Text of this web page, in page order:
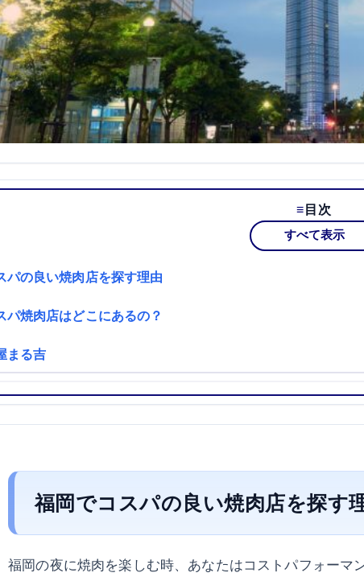
目次
すべて表示
パの良い焼肉店を探す理由
パ焼肉店はどこにあるの？
まる吉
福岡でコスパの良い焼肉店を探す
福岡の夜に焼肉を楽しむ時、あなたはコストパフォーマ